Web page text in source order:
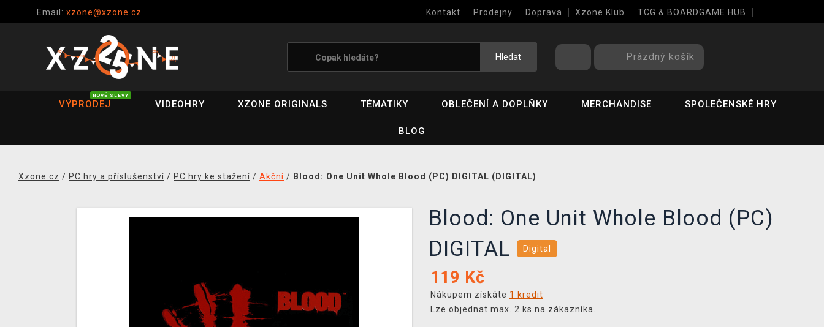
Email: xzone@xzone.cz Kontakt Prodejny Doprava Xzone Klub TCG & BOARDGAME HUB
Hledat Prázdný košík
VÝPRODEJ
NOVÉ SLEVY
VIDEOHRY XZONE ORIGINALS TÉMATIKY OBLEČENÍ A DOPLŇKY MERCHANDISE SPOLEČENSKÉ HRY
BLOG
Xzone.cz / PC hry a příslušenství / PC hry ke stažení / Akční / Blood: One Unit Whole Blood (PC) DIGITAL (DIGITAL)
Blood: One Unit Whole Blood (PC)
DIGITAL
Digital
119 Kč
Nákupem získáte 1 kredit
Lze objednat max. 2 ks na zákazníka.